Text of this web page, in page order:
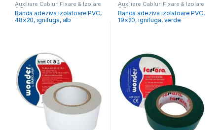
Auxiliare Cabluri Fixare & Izolare
& Etanșare
Banda adeziva izolatoare PVC,
48×20, ignifuga, alb
Auxiliare Cabluri Fixare & Izolare
& Etanșare
Banda adeziva izolatoare PVC,
19×20, ignifuga, verde